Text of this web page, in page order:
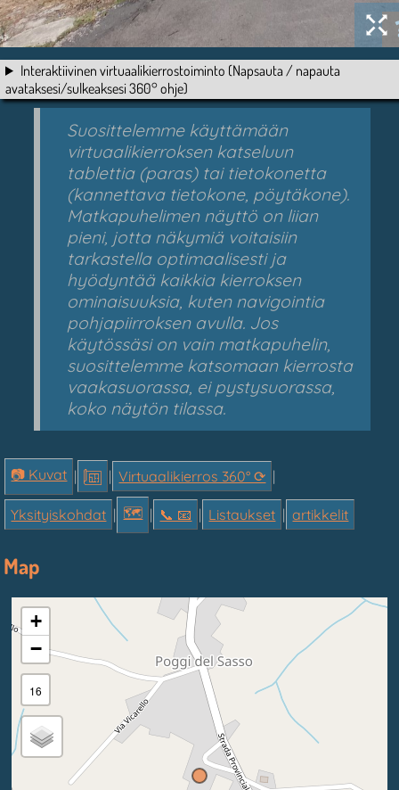
Interaktiivinen virtuaalikierrostoiminto (Napsauta / napauta
avataksesi/sulkeaksesi 360° ohje)
Suosittelemme käyttämään
virtuaalikierroksen katseluun
tablettia (paras) tai tietokonetta
(kannettava tietokone, pöytäkone).
Matkapuhelimen näyttö on liian
pieni, jotta näkymiä voitaisiin
tarkastella optimaalisesti ja
hyödyntää kaikkia kierroksen
ominaisuuksia, kuten navigointia
pohjapiirroksen avulla. Jos
käytössäsi on vain matkapuhelin,
suosittelemme katsomaan kierrosta
vaakasuorassa, ei pystysuorassa,
koko näytön tilassa.
📷 Kuvat | | Virtuaalikierros 360° ⟳ |
Yksityiskohdat | 🗺 | 📞︎ 📧 | Listaukset | artikkelit
Map
+
−
16